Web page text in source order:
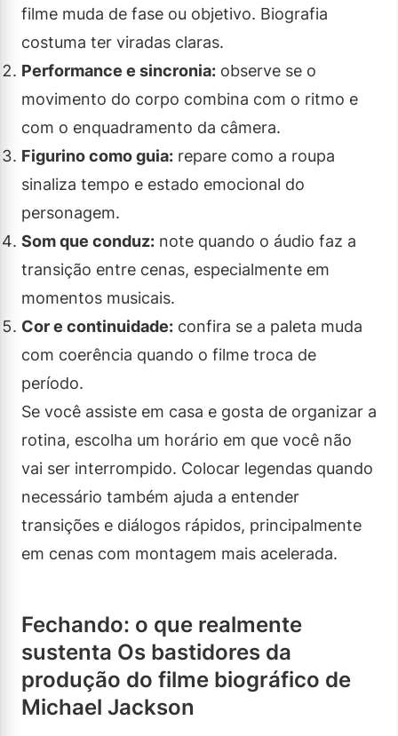
filme muda de fase ou objetivo. Biografia
costuma ter viradas claras.
Performance e sincronia: observe se o
movimento do corpo combina com o ritmo e
com o enquadramento da câmera.
Figurino como guia: repare como a roupa
sinaliza tempo e estado emocional do
personagem.
Som que conduz: note quando o áudio faz a
transição entre cenas, especialmente em
momentos musicais.
Cor e continuidade: confira se a paleta muda
com coerência quando o filme troca de
período.
Se você assiste em casa e gosta de organizar a
rotina, escolha um horário em que você não
vai ser interrompido. Colocar legendas quando
necessário também ajuda a entender
transições e diálogos rápidos, principalmente
em cenas com montagem mais acelerada.
Fechando: o que realmente
sustenta Os bastidores da
produção do filme biográfico de
Michael Jackson